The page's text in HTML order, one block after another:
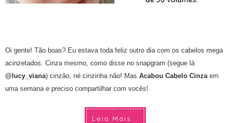
Oi gente! Tão boas? Eu estava toda feliz outro dia com os cabelos mega
acinzetados. Cinza mesmo, como disse no snapgram (segue lá
@lucy_viana) cinzão, né cinzinha não! Mas Acabou Cabelo Cinza em
uma semana e preciso compartilhar com vocês!
Leia Mais...